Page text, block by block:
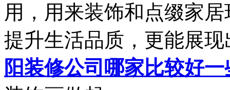
用，用来装饰和点缀家
提升生活品质，更能展
阳装修公司哪家比较好一